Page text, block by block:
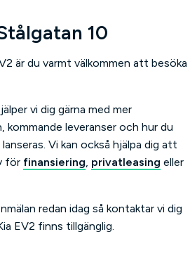
10
är du varmt välkommen att besöka
vi dig gärna med mer
leveranser och hur du
Vi kan också hjälpa dig att
för finansiering, privatleasing eller
redan idag så kontaktar vi dig
EV2 finns tillgänglig.